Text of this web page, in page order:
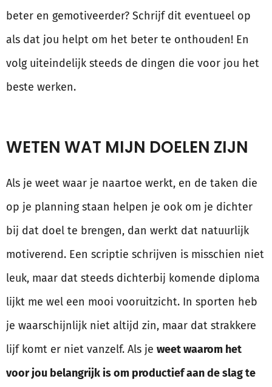
beter en gemotiveerder? Schrijf dit eventueel op
als dat jou helpt om het beter te onthouden! En
volg uiteindelijk steeds de dingen die voor jou het
beste werken.
WETEN WAT MIJN DOELEN ZIJN
Als je weet waar je naartoe werkt, en de taken die
op je planning staan helpen je ook om je dichter
bij dat doel te brengen, dan werkt dat natuurlijk
motiverend. Een scriptie schrijven is misschien niet
leuk, maar dat steeds dichterbij komende diploma
lijkt me wel een mooi vooruitzicht. In sporten heb
je waarschijnlijk niet altijd zin, maar dat strakkere
lijf komt er niet vanzelf. Als je weet waarom het
voor jou belangrijk is om productief aan de slag te